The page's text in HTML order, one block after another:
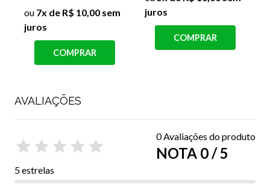
ou10x de R$ 10,00
sem juros
COMPRAR
ou7x de R$ 10,00 sem
juros
COMPRAR
AVALIAÇÕES
0 Avaliações do produto
NOTA 0 / 5
5 estrelas